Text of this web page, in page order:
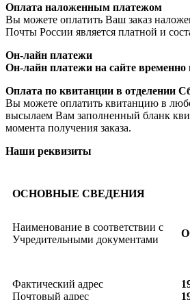
Оплата наложенным платежом
Вы можете оплатить Ваш заказ
Почты России является платной и
Он-лайн платежи
Он-лайн платежи на сайте временно
Оплата по квитанции в отделении
Вы можете оплатить квитанцию в
высылаем Вам заполненный бланк
момента получения заказа.
Наши реквизиты
ОСНОВНЫЕ СВЕДЕНИЯ
Наименование в соответствии с
Учредительными документами
Фактический адрес
Почтовый адрес